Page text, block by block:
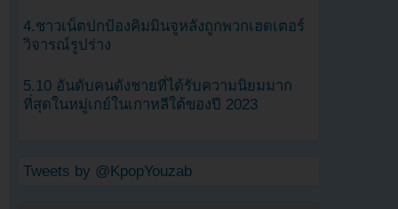
4.ชาวเน็ตปกป้องคิมมินจูหลังถูกพวกเฮดเตอร์
วิจารณ์รูปร่าง
5.10 อันดับคนดังชายที่ได้รับความนิยมมาก
ที่สุดในหมู่เกย์ในเกาหลีใต้ของปี 2023
Tweets by @KpopYouzab